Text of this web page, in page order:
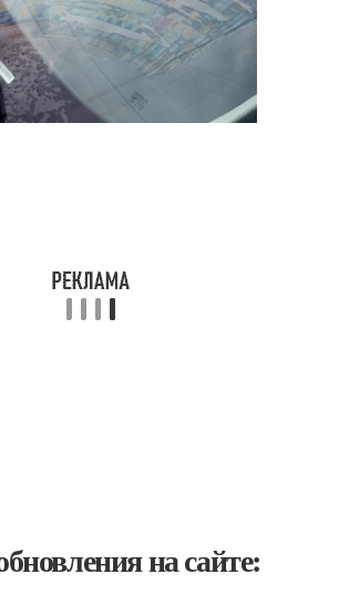
на сайте: